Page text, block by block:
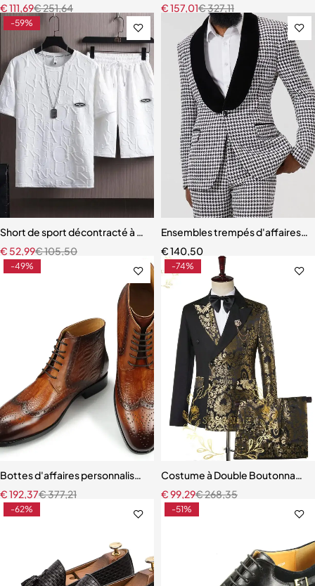
€251,64
€111,69
€327,11
€157,01
-59%
Short de sport décontracté à manches courtes pour hommes, t-
€105,50
€ 52,99
Ensembles trempés d'affaires
€140,50
-49%
Bottes d'affaires personnalisées pour hommes Brogue à lacets à la
€377,21
€192,37
-74%
Costume à Double Boutonnage
€268,35
€99,29
-62% -51%